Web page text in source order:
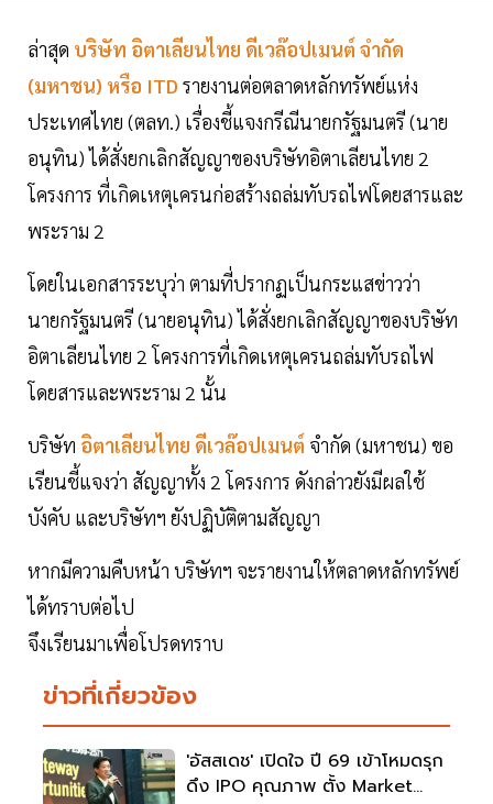
ล่าสุด บริษัท อิตาเลียนไทย ดีเวล๊อปเมนต์ จำกัด
(มหาชน) หรือ ITD รายงานต่อตลาดหลักทรัพย์แห่ง
ประเทศไทย (ตลท.) เรื่องชี้แจงกรีณีนายกรัฐมนตรี (นาย
อนุทิน) ได้สั่งยกเลิกสัญญาของบริษัทอิตาเลียนไทย 2
โครงการ ที่เกิดเหตุเครนก่อสร้างถล่มทับรถไฟโดยสารและ
พระราม 2
โดยในเอกสารระบุว่า ตามที่ปรากฏเป็นกระแสข่าวว่า
นายกรัฐมนตรี (นายอนุทิน) ได้สั่งยกเลิกสัญญาของบริษัท
อิตาเลียนไทย 2 โครงการที่เกิดเหตุเครนถล่มทับรถไฟ
โดยสารและพระราม 2 นั้น
บริษัท อิตาเลียนไทย ดีเวล๊อปเมนต์ จำกัด (มหาชน) ขอ
เรียนชี้แจงว่า สัญญาทั้ง 2 โครงการ ดังกล่าวยังมีผลใช้
บังคับ และบริษัทฯ ยังปฏิบัติตามสัญญา
หากมีความคืบหน้า บริษัทฯ จะรายงานให้ตลาดหลักทรัพย์
ได้ทราบต่อไป
จึงเรียนมาเพื่อโปรดทราบ
ข่าวที่เกี่ยวข้อง
'อัสสเดช' เปิดใจ ปี 69 เข้าโหมดรุก
ดึง IPO คุณภาพ ตั้ง Market